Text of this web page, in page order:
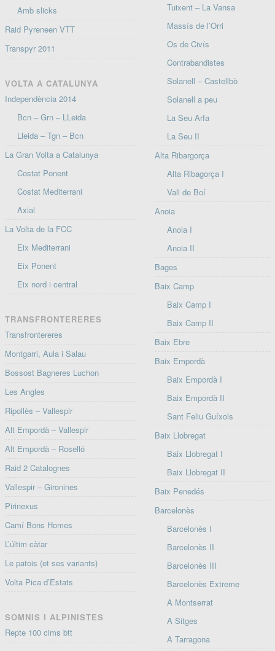
Amb slicks
Raid Pyreneen VTT
Transpyr 2011
VOLTA A CATALUNYA
Independència 2014
Bcn – Grn – LLeida
Lleida – Tgn – Bcn
La Gran Volta a Catalunya
Costat Ponent
Costat Mediterrani
Axial
La Volta de la FCC
Eix Mediterrani
Eix Ponent
Eix nord i central
TRANSFRONTERERES
Transfrontereres
Montgarri, Aula i Salau
Bossost Bagneres Luchon
Les Angles
Ripollès – Vallespir
Alt Empordà – Vallespir
Alt Empordà – Roselló
Raid 2 Catalognes
Vallespir – Gironines
Pirinexus
Camí Bons Homes
L’últim càtar
Le patois (et ses variants)
Volta Pica d’Estats
SOMNIS I ALPINISTES
Repte 100 cims btt
Tuixent – La Vansa
Massís de l’Orri
Os de Civís
Contrabandistes
Solanell – Castellbò
Solanell a peu
La Seu Arfa
La Seu II
Alta Ribargorça
Alta Ribagorça I
Vall de Boí
Anoia
Anoia I
Anoia II
Bages
Baix Camp
Baix Camp I
Baix Camp II
Baix Ebre
Baix Empordà
Baix Empordà I
Baix Empordà II
Sant Feliu Guíxols
Baix Llobregat
Baix Llobregat I
Baix Llobregat II
Baix Penedés
Barcelonès
Barcelonès I
Barcelonès II
Barcelonès III
Barcelonès Extreme
A Montserrat
A Sitges
A Tarragona